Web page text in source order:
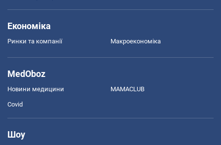
Економіка
Ринки та компанії Макроекономіка
MedOboz
Новини медицини MAMACLUB
Covid
Шоу